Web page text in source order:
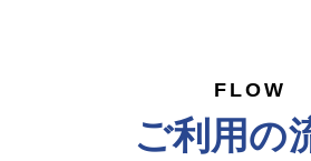
FLOW
ご利用の